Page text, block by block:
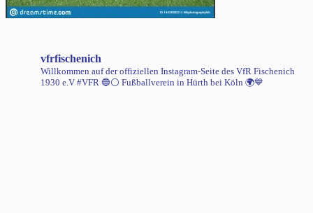
vfrfischenich
Willkommen auf der offiziellen Instagram-Seite des VfR Fischenich
1930 e.V #VFR 🔵⚪️ Fußballverein in Hürth bei Köln 🌍💙